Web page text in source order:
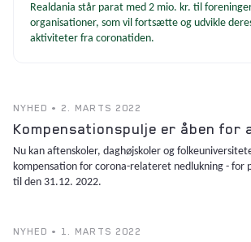
Realdania står parat med 2 mio. kr. til
organisationer, som vil fortsætte og udvikle
aktiviteter fra coronatiden.
NYHED • 2. MARTS 2022
Kompensationspulje er åben for
Nu kan aftenskoler, daghøjskoler og
kompensation for corona-relateret nedlukning - for
til den 31.12. 2022.
NYHED • 1. MARTS 2022